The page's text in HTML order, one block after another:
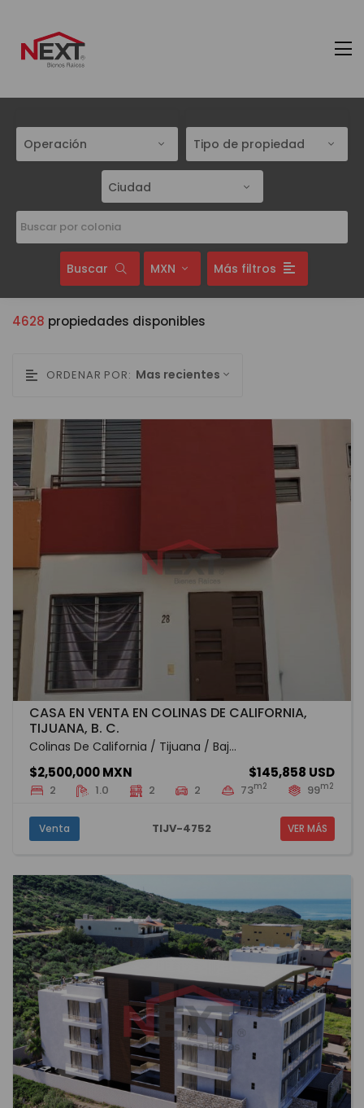
Operación Tipo de propiedad
Ciudad
Buscar MXN Más filtros
4628 propiedades disponibles
ORDENAR POR: Mas recientes
CASA EN VENTA EN COLINAS DE CALIFORNIA,
TIJUANA, B. C.
Colinas De California / Tijuana / Baj...
$2,500,000 MXN $145,858 USD
2 1.0 2 2 73m2 99m2
Venta TIJV-4752 VER MÁS